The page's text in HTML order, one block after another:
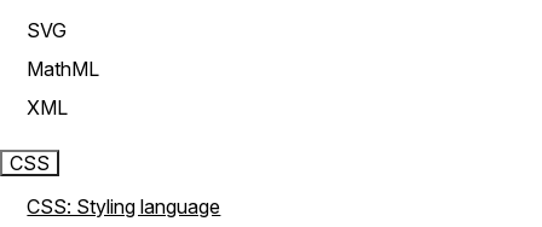
SVG
MathML
XML
CSS
CSS: Styling language